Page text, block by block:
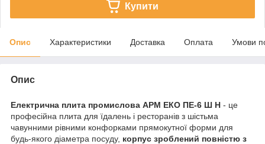
Купити
Опис Характеристики Доставка Оплата Умови
Опис
Електрична плита промислова АРМ ЕКО ПЕ-6 Ш Н - це
професійна плита для їдалень і ресторанів з шістьма
чавунними рівними конфорками прямокутної форми для
будь-якого діаметра посуду, корпус зроблений повністю з